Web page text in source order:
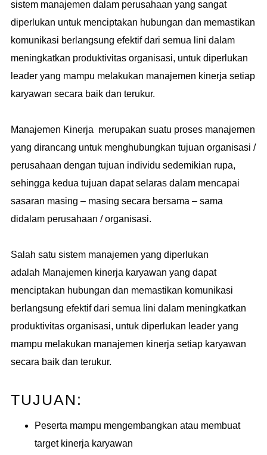
sistem manajemen dalam perusahaan yang sangat
diperlukan untuk menciptakan hubungan dan memastikan
komunikasi berlangsung efektif dari semua lini dalam
meningkatkan produktivitas organisasi, untuk diperlukan
leader yang mampu melakukan manajemen kinerja setiap
karyawan secara baik dan terukur.
Manajemen Kinerja merupakan suatu proses manajemen
yang dirancang untuk menghubungkan tujuan organisasi /
perusahaan dengan tujuan individu sedemikian rupa,
sehingga kedua tujuan dapat selaras dalam mencapai
sasaran masing – masing secara bersama – sama
didalam perusahaan / organisasi.
Salah satu sistem manajemen yang diperlukan
adalah Manajemen kinerja karyawan yang dapat
menciptakan hubungan dan memastikan komunikasi
berlangsung efektif dari semua lini dalam meningkatkan
produktivitas organisasi, untuk diperlukan leader yang
mampu melakukan manajemen kinerja setiap karyawan
secara baik dan terukur.
TUJUAN:
Peserta mampu mengembangkan atau membuat
target kinerja karyawan